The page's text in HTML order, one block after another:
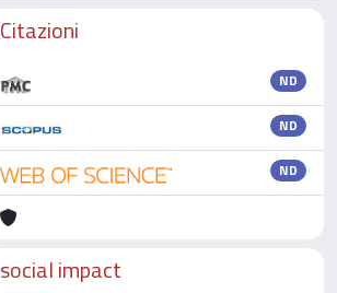
Citazioni
ND
ND
ND
social impact